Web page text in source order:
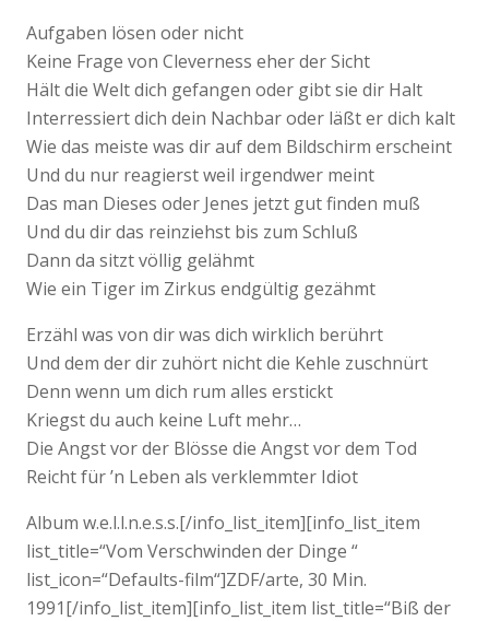
Aufgaben lösen oder nicht
Keine Frage von Cleverness eher der Sicht
Hält die Welt dich gefangen oder gibt sie dir Halt
Interressiert dich dein Nachbar oder läßt er dich kalt
Wie das meiste was dir auf dem Bildschirm erscheint
Und du nur reagierst weil irgendwer meint
Das man Dieses oder Jenes jetzt gut finden muß
Und du dir das reinziehst bis zum Schluß
Dann da sitzt völlig gelähmt
Wie ein Tiger im Zirkus endgültig gezähmt
Erzähl was von dir was dich wirklich berührt
Und dem der dir zuhört nicht die Kehle zuschnürt
Denn wenn um dich rum alles erstickt
Kriegst du auch keine Luft mehr…
Die Angst vor der Blösse die Angst vor dem Tod
Reicht für ’n Leben als verklemmter Idiot
Album w.e.l.l.n.e.s.s.[/info_list_item][info_list_item
list_title=“Vom Verschwinden der Dinge “
list_icon=“Defaults-film“]ZDF/arte, 30 Min.
1991[/info_list_item][info_list_item list_title=“Biß der